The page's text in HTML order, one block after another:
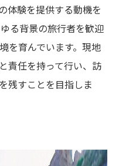
体験を提供する動機を
る背景の旅行者を歓迎
を育んでいます。現地
責任を持って行い、訪
残すことを目指しま